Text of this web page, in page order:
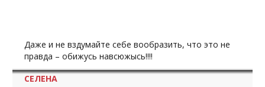
Даже и не вздумайте себе вообразить, что это не
правда – обижусь навсюжысь!!!!
СЕЛЕНА